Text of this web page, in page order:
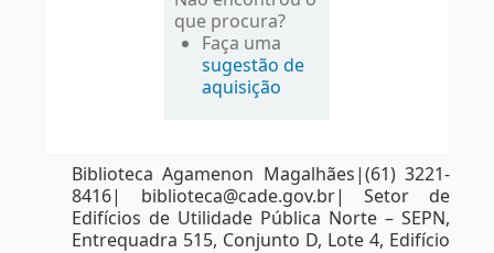
que procura?
Faça uma
sugestão de
aquisição
Biblioteca Agamenon Magalhães|(61) 3221-
8416| biblioteca@cade.gov.br| Setor de
Edifícios de Utilidade Pública Norte – SEPN,
Entrequadra 515, Conjunto D, Lote 4, Edifício